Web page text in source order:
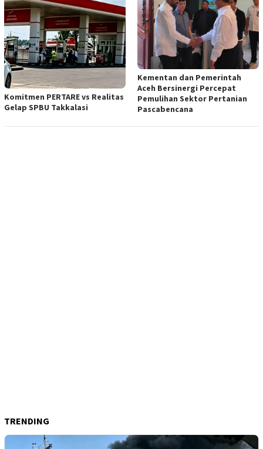
Komitmen PERTARE vs Realitas
Gelap SPBU Takkalasi
Kementan dan Pemerintah
Aceh Bersinergi Percepat
Pemulihan Sektor Pertanian
Pascabencana
TRENDING